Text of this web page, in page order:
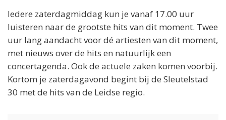
Iedere zaterdagmiddag kun je vanaf 17.00 uur
luisteren naar de grootste hits van dit moment. Twee
uur lang aandacht voor dé artiesten van dit moment,
met nieuws over de hits en natuurlijk een
concertagenda. Ook de actuele zaken komen voorbij.
Kortom je zaterdagavond begint bij de Sleutelstad
30 met de hits van de Leidse regio.